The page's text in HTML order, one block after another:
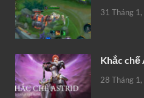
31 Tháng
Khắc chế
28 Tháng